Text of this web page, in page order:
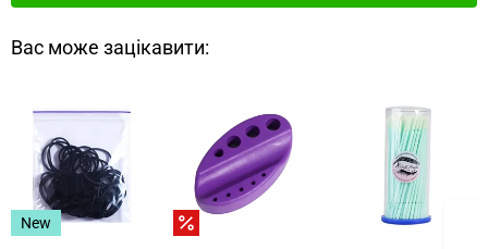
Вас може зацікавити:
New